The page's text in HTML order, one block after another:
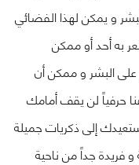
و يمكن لهذا الفضائي
به أحد أو ممكن
البشر و ممكن أن
حرفياً لن يقف أمامك
إلى ذكريات جميلة
و فريدة جداً من ناحية